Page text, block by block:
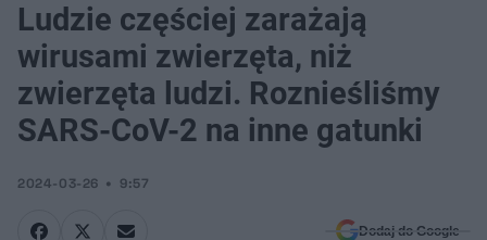
Roznieśliśmy SARS-CoV-2 na inne gatunki
Ludzie częściej zarażają
wirusami zwierzęta, niż
zwierzęta ludzi. Roznieśliśmy
SARS-CoV-2 na inne gatunki
2024-03-26 9:57
Dodaj do Google